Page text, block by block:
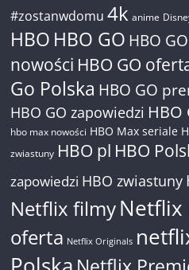
#zostanwdomu 4k anime
HBO HBO GO HBO
nowości HBO GO
Go Polska HBO GO
HBO GO zapowiedzi HBO
hbo max nowości HBO Max seriale
zwiastuny HBO pl HBO
zapowiedzi HBO zwiastuny
Netflix filmyNetflix
oferta Netflix Originals